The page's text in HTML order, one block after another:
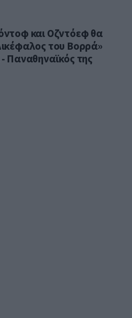
και Οζντόεφ θα
του Βορρά»
Παναθηναϊκός της